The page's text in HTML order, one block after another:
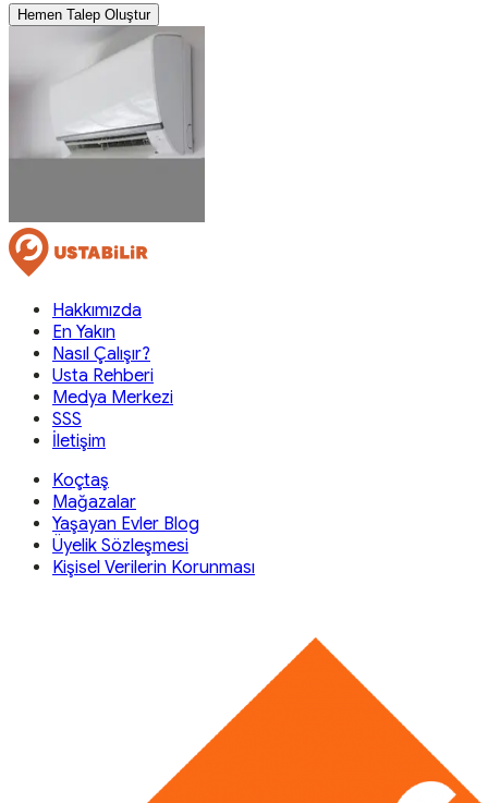
Hemen Talep Oluştur
Hakkımızda
En Yakın
Nasıl Çalışır?
Usta Rehberi
Medya Merkezi
SSS
İletişim
Koçtaş
Mağazalar
Yaşayan Evler Blog
Üyelik Sözleşmesi
Kişisel Verilerin Korunması